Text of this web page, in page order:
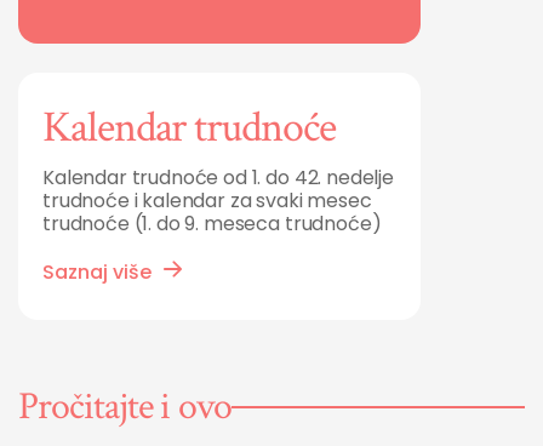
Kalendar trudnoće
Kalendar trudnoće od 1. do 42. nedelje
trudnoće i kalendar za svaki mesec
trudnoće (1. do 9. meseca trudnoće)
Saznaj više
Pročitajte i ovo